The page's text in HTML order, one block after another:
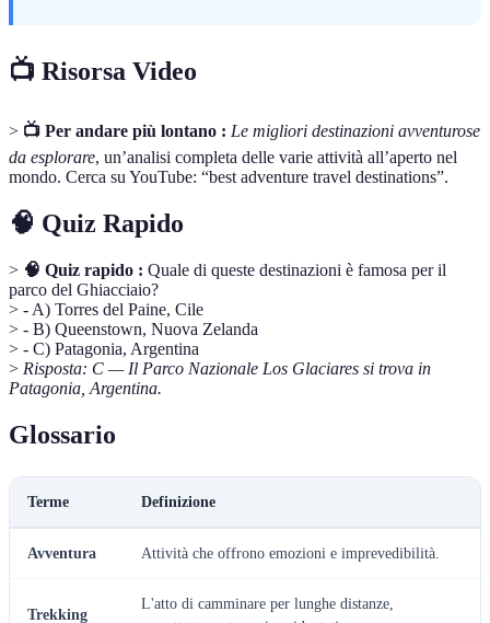
📺 Risorsa Video
> 📺 Per andare più lontano : Le migliori destinazioni avventurose
da esplorare, un’analisi completa delle varie attività all’aperto nel
mondo. Cerca su YouTube: “best adventure travel destinations”.
🧠 Quiz Rapido
> 🧠 Quiz rapido : Quale di queste destinazioni è famosa per il
parco del Ghiacciaio?
> - A) Torres del Paine, Cile
> - B) Queenstown, Nuova Zelanda
> - C) Patagonia, Argentina
> Risposta: C — Il Parco Nazionale Los Glaciares si trova in
Patagonia, Argentina.
Glossario
Terme Definizione
Avventura Attività che offrono emozioni e imprevedibilità.
Trekking
L'atto di camminare per lunghe distanze,